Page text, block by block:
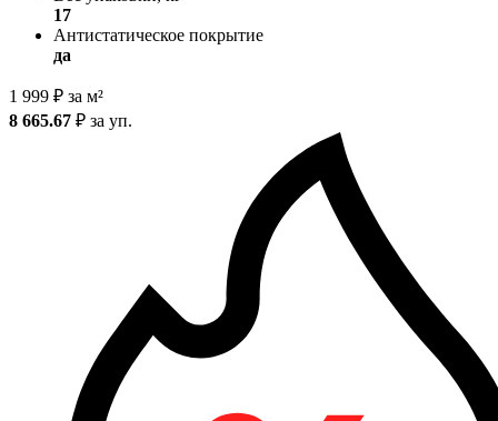
17
Антистатическое покрытие
да
1 999 ₽ за м²
8 665.67 ₽ за уп.